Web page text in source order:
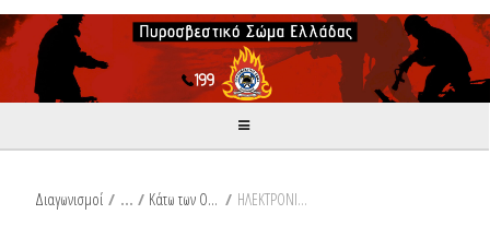
Διαγωνισμοί / Κάτω των Ορίων / ΗΛΕΚΤΡΟΝΙΚΟΣ ΑΝΟΙΚΤΟΣ ΔΙΕΘΝΗΣ ΔΙΑΓΩΝΙΣΜΟΣ ΣΕ ΕΥΡΩ – ΕΛΕΥΘΕΡΟ, ΓΙΑ ΤΗΝ ΕΓΚΑΤΑΣΤΑΣΗ ΕΦΕΔΡΙΚΟΥ ΑΣΥΡΜΑΤΟΥ ΔΙΚΤΥΟΥ ΔΙΑΣΥΝΔΕΣΗΣ ΤΩΝ ΠΕ.ΚΕ. και Ε.Σ.ΚΕ.ΔΙ.Κ.